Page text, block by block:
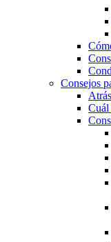
Consejos
Atrás
Cuál